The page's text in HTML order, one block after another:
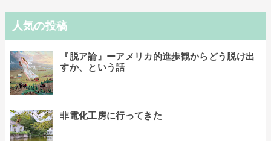
人気の投稿
『脱ア論』ーアメリカ的進歩観からどう脱け出
すか、という話
非電化工房に行ってきた